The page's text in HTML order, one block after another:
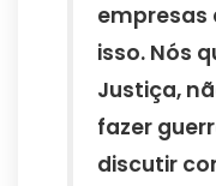
empresas
isso. Nós
Justiça,
fazer
discutir